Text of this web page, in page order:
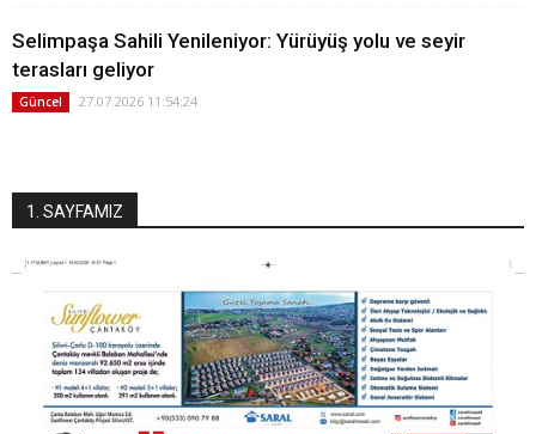
Selimpaşa Sahili Yenileniyor: Yürüyüş yolu ve seyir
terasları geliyor
Güncel 27.07.2026 11:54:24
1. SAYFAMIZ